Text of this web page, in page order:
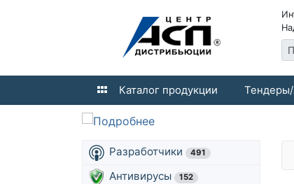
Каталог продукции
Разработчики 491
Антивирусы 152